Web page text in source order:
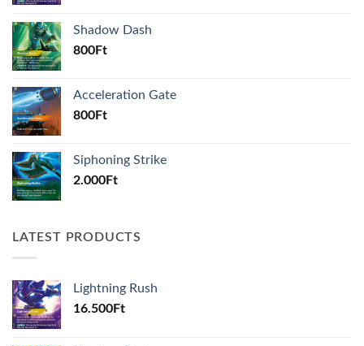
Shadow Dash
800Ft
Acceleration Gate
800Ft
Siphoning Strike
2.000Ft
LATEST PRODUCTS
Lightning Rush
16.500Ft